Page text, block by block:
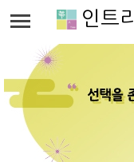
인트리